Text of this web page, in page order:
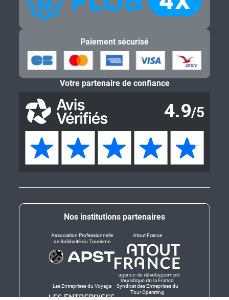
Nos institutions partenaires
Association Professionnelle
de Solidarité du Tourisme
Atout France
Les Entreprises du Voyage
Syndicat des Entreprises du
Tour Operating
Paiement sécurisé
Votre partenaire de confiance